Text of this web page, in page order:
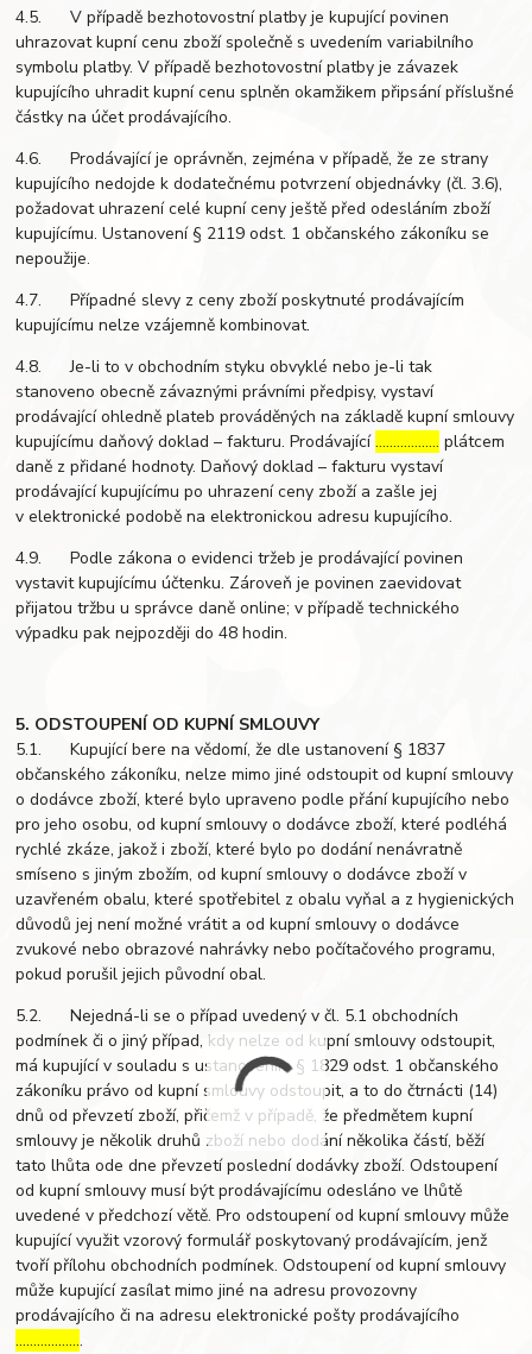
4.5. V případě bezhotovostní platby je kupující povinen
uhrazovat kupní cenu zboží společně s uvedením variabilního
symbolu platby. V případě bezhotovostní platby je závazek
kupujícího uhradit kupní cenu splněn okamžikem připsání příslušné
částky na účet prodávajícího.
4.6. Prodávající je oprávněn, zejména v případě, že ze strany
kupujícího nedojde k dodatečnému potvrzení objednávky (čl. 3.6),
požadovat uhrazení celé kupní ceny ještě před odesláním zboží
kupujícímu. Ustanovení § 2119 odst. 1 občanského zákoníku se
nepoužije.
4.7. Případné slevy z ceny zboží poskytnuté prodávajícím
kupujícímu nelze vzájemně kombinovat.
4.8. Je-li to v obchodním styku obvyklé nebo je-li tak
stanoveno obecně závaznými právními předpisy, vystaví
prodávající ohledně plateb prováděných na základě kupní smlouvy
kupujícímu daňový doklad – fakturu. Prodávající……………… plátcem
daně z přidané hodnoty. Daňový doklad – fakturu vystaví
prodávající kupujícímu po uhrazení ceny zboží a zašle jej
v elektronické podobě na elektronickou adresu kupujícího.
4.9. Podle zákona o evidenci tržeb je prodávající povinen
vystavit kupujícímu účtenku. Zároveň je povinen zaevidovat
přijatou tržbu u správce daně online; v případě technického
výpadku pak nejpozději do 48 hodin.
5. ODSTOUPENÍ OD KUPNÍ SMLOUVY
5.1. Kupující bere na vědomí, že dle ustanovení § 1837
občanského zákoníku, nelze mimo jiné odstoupit od kupní smlouvy
o dodávce zboží, které bylo upraveno podle přání kupujícího nebo
pro jeho osobu, od kupní smlouvy o dodávce zboží, které podléhá
rychlé zkáze, jakož i zboží, které bylo po dodání nenávratně
smíseno s jiným zbožím, od kupní smlouvy o dodávce zboží v
uzavřeném obalu, které spotřebitel z obalu vyňal a z hygienických
důvodů jej není možné vrátit a od kupní smlouvy o dodávce
zvukové nebo obrazové nahrávky nebo počítačového programu,
pokud porušil jejich původní obal.
5.2. Nejedná-li se o případ uvedený v čl. 5.1 obchodních
podmínek či o jiný případ, kdy nelze od kupní smlouvy odstoupit,
má kupující v souladu s ustanovením § 1829 odst. 1 občanského
zákoníku právo od kupní smlouvy odstoupit, a to do čtrnácti (14)
dnů od převzetí zboží, přičemž v případě, že předmětem kupní
smlouvy je několik druhů zboží nebo dodání několika částí, běží
tato lhůta ode dne převzetí poslední dodávky zboží. Odstoupení
od kupní smlouvy musí být prodávajícímu odesláno ve lhůtě
uvedené v předchozí větě. Pro odstoupení od kupní smlouvy může
kupující využit vzorový formulář poskytovaný prodávajícím, jenž
tvoří přílohu obchodních podmínek. Odstoupení od kupní smlouvy
může kupující zasílat mimo jiné na adresu provozovny
prodávajícího či na adresu elektronické pošty prodávajícího
……………….